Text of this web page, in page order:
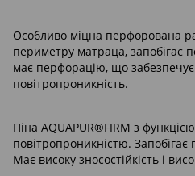
Особливо міцна перфорована
периметру матраца, запобігає
має перфорацію, що забезпечує
повітропроникність.
Піна AQUAPUR®FIRM з
повітропроникністю. Запобігає
Має високу зносостійкість і